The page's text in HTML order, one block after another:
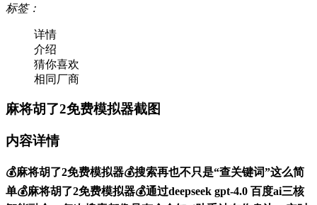
标签：
详情
介绍
猜你喜欢
相同厂商
麻将胡了2免费模拟器截图
内容详情
💰麻将胡了2免费模拟器💰搜索再也不只是“查关键词”这么简
单💰麻将胡了2免费模拟器💰通过deepseek gpt-4.0 百度ai三核